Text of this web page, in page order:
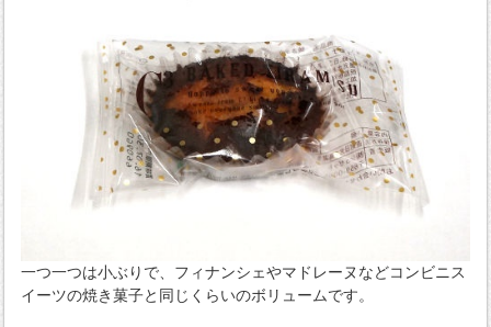
一つ一つは小ぶりで、フィナンシェやマドレーヌなどコンビニス
イーツの焼き菓子と同じくらいのボリュームです。